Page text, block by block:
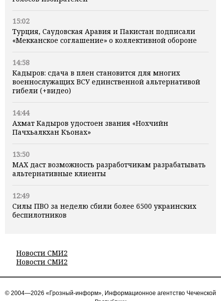
15:02
Турция, Саудовская Аравия и Пакистан подписали
«Мекканское соглашение» о коллективной обороне
14:58
Кадыров: сдача в плен становится для многих
военнослужащих ВСУ единственной альтернативой
гибели (+видео)
14:44
Ахмат Кадыров удостоен звания «Нохчийн
Пачхьалкхан Къонах»
13:50
MAX даст возможность разработчикам разрабатывать
альтернативные клиенты
12:49
Силы ПВО за неделю сбили более 6500 украинских
беспилотников
Новости СМИ2
Новости СМИ2
© 2004—2026 «Грозный-информ», Информационное агентство Чеченской